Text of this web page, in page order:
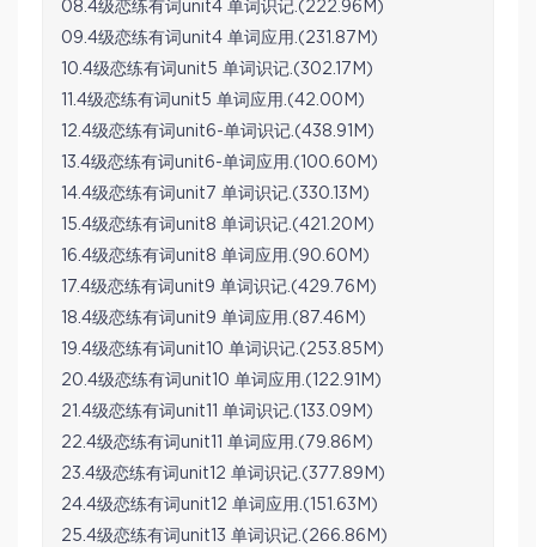
08.4级恋练有词unit4 单词识记.(222.96M)
09.4级恋练有词unit4 单词应用.(231.87M)
10.4级恋练有词unit5 单词识记.(302.17M)
11.4级恋练有词unit5 单词应用.(42.00M)
12.4级恋练有词unit6-单词识记.(438.91M)
13.4级恋练有词unit6-单词应用.(100.60M)
14.4级恋练有词unit7 单词识记.(330.13M)
15.4级恋练有词unit8 单词识记.(421.20M)
16.4级恋练有词unit8 单词应用.(90.60M)
17.4级恋练有词unit9 单词识记.(429.76M)
18.4级恋练有词unit9 单词应用.(87.46M)
19.4级恋练有词unit10 单词识记.(253.85M)
20.4级恋练有词unit10 单词应用.(122.91M)
21.4级恋练有词unit11 单词识记.(133.09M)
22.4级恋练有词unit11 单词应用.(79.86M)
23.4级恋练有词unit12 单词识记.(377.89M)
24.4级恋练有词unit12 单词应用.(151.63M)
25.4级恋练有词unit13 单词识记.(266.86M)